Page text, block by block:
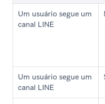
Um usuário segue um
canal LINE
Um usuário segue um
canal LINE